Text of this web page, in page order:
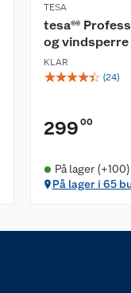
TESA
tesa®®
og
KLAR
☆☆☆☆☆ (24)
299 00
På lager (+100)
På lager i 65